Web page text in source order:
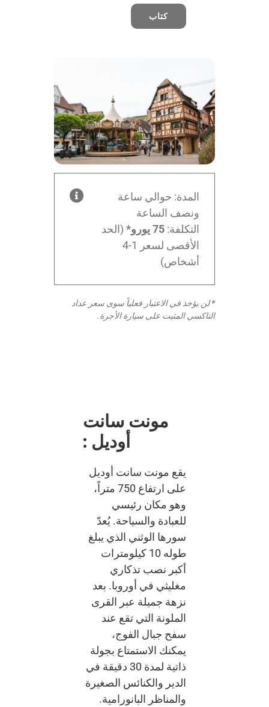
كتاب
المدة: حوالي ساعة
ونصف الساعة
التكلفة: 75 يورو*
(الحد
الأقصى لسعر 1-4
أشخاص)
*لن يؤخذ في الاعتبار فعلياً سوى سعر عداد
التاكسي المثبت على سيارة الأجرة.
مونت سانت
أوديل :
يقع مونت سانت أوديل
على ارتفاع 750 متراً،
وهو مكان رئيسي
للعبادة والسياحة. يُعدّ
سورها الوثني الذي يبلغ
طوله 10 كيلومترات
أكبر نصب تذكاري
مغليثي في أوروبا. بعد
نزهة جميلة عبر القرى
الملونة التي تقع عند
سفح جبال الفوج،
يمكنك الاستمتاع بجولة
ذاتية لمدة 30 دقيقة في
الدير والكنائس الصغيرة
والمناظر البانورامية.